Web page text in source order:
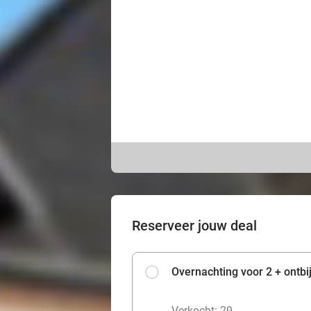
Reserveer jouw deal
Overnachting voor 2 +